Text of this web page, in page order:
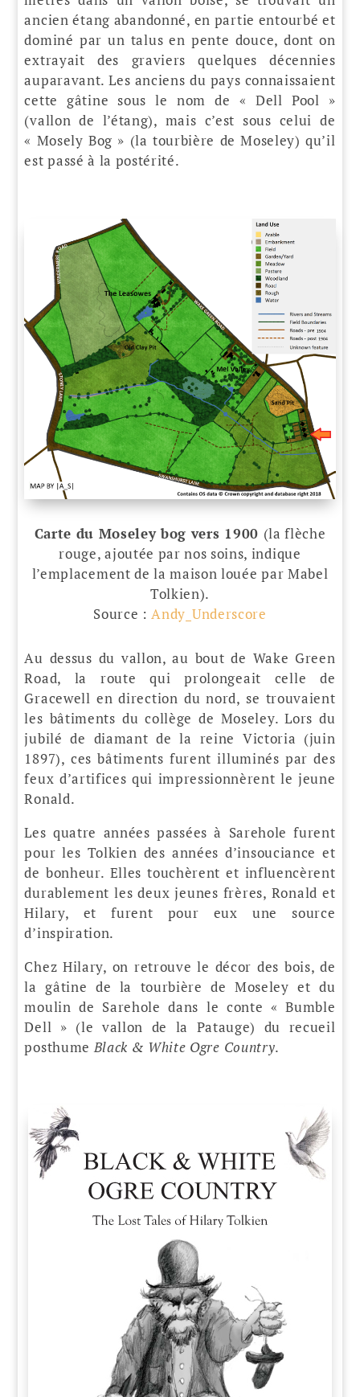
ancien étang abandonné, en partie entourbé et
dominé par un talus en pente douce, dont on
extrayait des graviers quelques décennies
auparavant. Les anciens du pays connaissaient
cette gâtine sous le nom de « Dell Pool »
(vallon de l’étang), mais c’est sous celui de
« Mosely Bog » (la tourbière de Moseley) qu’il
est passé à la postérité.
Carte du Moseley bog vers 1900 (la flèche
rouge, ajoutée par nos soins, indique
l’emplacement de la maison louée par Mabel
Tolkien).
Source : Andy_Underscore
Au dessus du vallon, au bout de Wake Green
Road, la route qui prolongeait celle de
Gracewell en direction du nord, se trouvaient
les bâtiments du collège de Moseley. Lors du
jubilé de diamant de la reine Victoria (juin
1897), ces bâtiments furent illuminés par des
feux d’artifices qui impressionnèrent le jeune
Ronald.
Les quatre années passées à Sarehole furent
pour les Tolkien des années d’insouciance et
de bonheur. Elles touchèrent et influencèrent
durablement les deux jeunes frères, Ronald et
Hilary, et furent pour eux une source
d’inspiration.
Chez Hilary, on retrouve le décor des bois, de
la gâtine de la tourbière de Moseley et du
moulin de Sarehole dans le conte « Bumble
Dell » (le vallon de la Patauge) du recueil
posthume Black & White Ogre Country.